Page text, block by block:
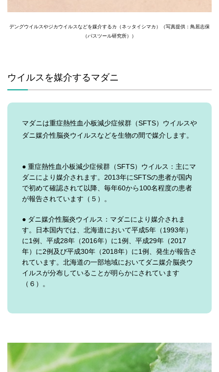
デングウイルスやジカウイルスなどを媒介するカ（ネッタイシマカ）（写真提供：鳥居志保
（パスツール研究所））
ウイルスを媒介するマダニ
マダニは重症熱性血小板減少症候群（SFTS）ウイルスや
ダニ媒介性脳炎ウイルスなどを生物の間で媒介します。
● 重症熱性血小板減少症候群（SFTS）ウイルス：主にマ
ダニにより媒介されます。2013年にSFTSの患者が国内
で初めて確認されて以降、毎年60から100名程度の患者
が報告されています（５）。
● ダニ媒介性脳炎ウイルス：マダニにより媒介されま
す。日本国内では、北海道において平成5年（1993年）
に1例、平成28年（2016年）に1例、平成29年（2017
年）に2例及び平成30年（2018年）に1例、発生が報告さ
れています。北海道の一部地域においてダニ媒介脳炎ウ
イルスが分布していることが明らかにされています
（６）。